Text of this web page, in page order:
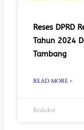
Reses DPRD
Tahun 2024
Tambang
READ MORE »
Redaksi